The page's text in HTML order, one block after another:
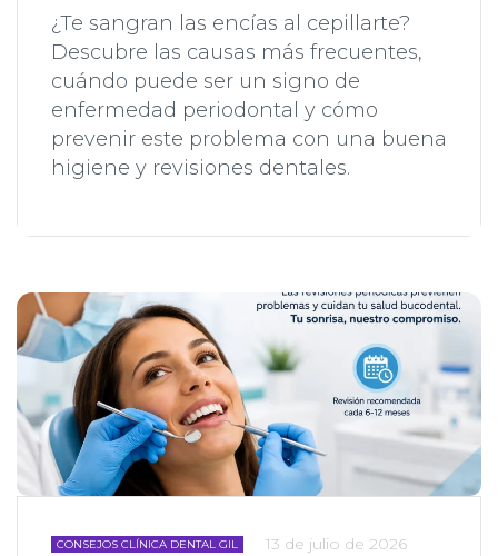
¿Te sangran las encías al cepillarte?
Descubre las causas más frecuentes,
cuándo puede ser un signo de
enfermedad periodontal y cómo
prevenir este problema con una buena
higiene y revisiones dentales.
CONSEJOS CLÍNICA DENTAL GIL
13 de julio de 2026